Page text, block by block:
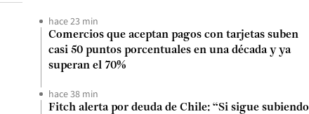
hace 23 min
Comercios que aceptan pagos con tarjetas suben
casi 50 puntos porcentuales en una década y ya
superan el 70%
hace 38 min
Fitch alerta por deuda de Chile: “Si sigue subiendo